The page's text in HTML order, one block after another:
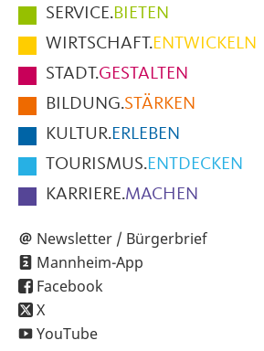
Hauptmenüpunkte
im
Fußbereich
der
Seite
SERVICE.BIETEN
WIRTSCHAFT.ENTWICKELN
STADT.GESTALTEN
BILDUNG.STÄRKEN
KULTUR.ERLEBEN
TOURISMUS.ENTDECKEN
KARRIERE.MACHEN
Newsletter / Bürgerbrief
Mannheim-App
Facebook
X
YouTube